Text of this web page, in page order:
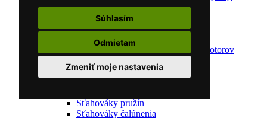
Súhlasím
Odmietam
Zmeniť moje nastavenia
Dielenské nabíjačky
Nástroje pre servis motorov
Kliešte pre automechanikov
Svorky na krúžky
Nástroje na diagnostiku a opravu motorov
Meller-Tools
Sťahováky pružín
Sťahováky čalúnenia